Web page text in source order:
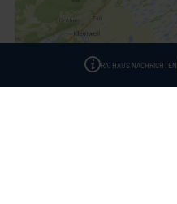
RATHAUS NACHRICHTEN